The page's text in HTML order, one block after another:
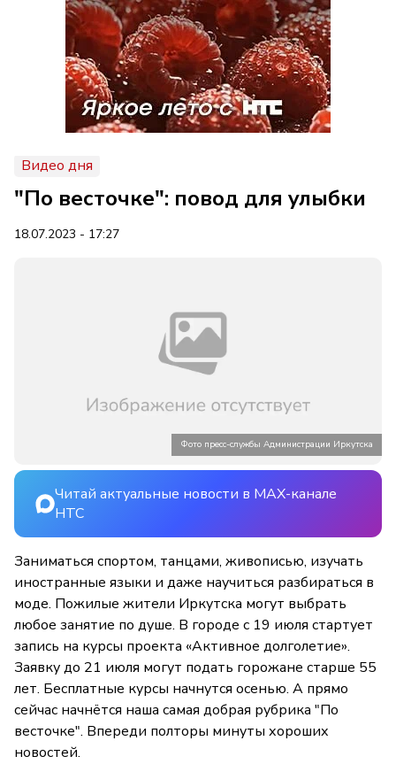
Видео дня
"По весточке": повод для улыбки
18.07.2023 - 17:27
Фото пресс-службы Администрации Иркутска
Читай актуальные новости в MAX-канале
НТС
Заниматься спортом, танцами, живописью, изучать
иностранные языки и даже научиться разбираться в
моде. Пожилые жители Иркутска могут выбрать
любое занятие по душе. В городе с 19 июля стартует
запись на курсы проекта «Активное долголетие».
Заявку до 21 июля могут подать горожане старше 55
лет. Бесплатные курсы начнутся осенью. А прямо
сейчас начнётся наша самая добрая рубрика "По
весточке". Впереди полторы минуты хороших
новостей.